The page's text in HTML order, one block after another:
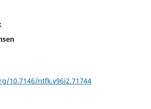
10.7146/ntfk.v96i2.71744